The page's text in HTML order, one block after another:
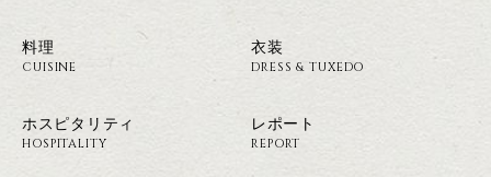
料理
CUISINE
衣装
DRESS & TUXEDO
ホスピタリティ
HOSPITALITY
レポート
REPORT